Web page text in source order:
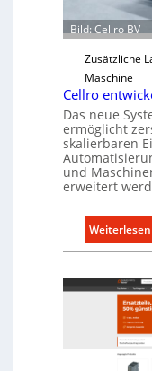
Bild: Cellro BV
Zusätzliche
Maschine
Cellro
Das neue
ermöglicht
skalierbaren
und
erweitert
Weiterlesen